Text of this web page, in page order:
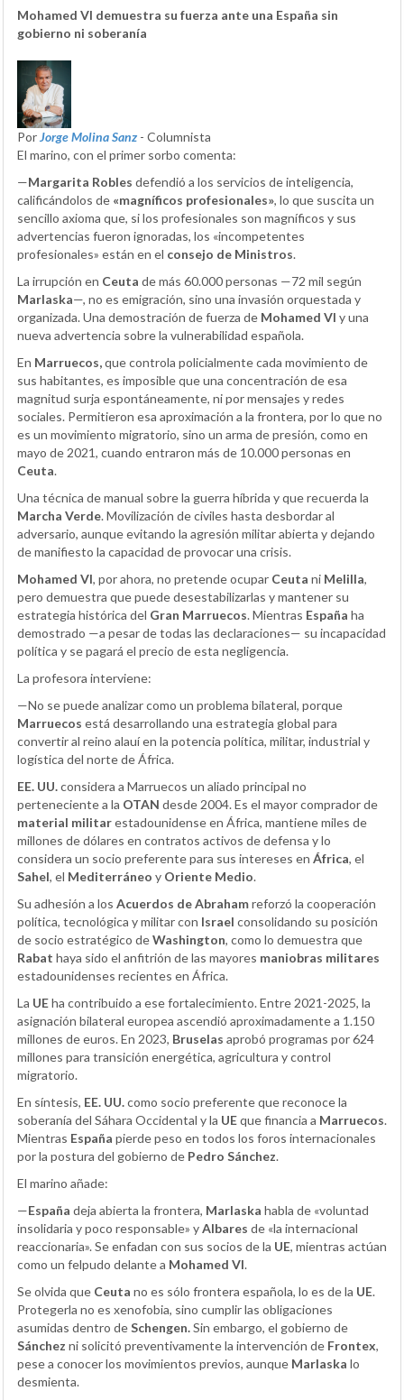
Mohamed VI demuestra su fuerza ante una España sin
gobierno ni soberanía
PorJorge Molina Sanz - Columnista
El marino, con el primer sorbo comenta:
—Margarita Robles defendió a los servicios de inteligencia,
calificándolos de «magníficos profesionales», lo que suscita un
sencillo axioma que, si los profesionales son magníficos y sus
advertencias fueron ignoradas, los «incompetentes
profesionales» están en el consejo de Ministros.
La irrupción en Ceuta de más 60.000 personas —72 mil según
Marlaska—, no es emigración, sino una invasión orquestada y
organizada. Una demostración de fuerza de Mohamed VI y una
nueva advertencia sobre la vulnerabilidad española.
En Marruecos,que controla policialmente cada movimiento de
sus habitantes, es imposible que una concentración de esa
magnitud surja espontáneamente, ni por mensajes y redes
sociales. Permitieron esa aproximación a la frontera, por lo que no
es un movimiento migratorio, sino un arma de presión, como en
mayo de 2021, cuando entraron más de 10.000 personas en
Ceuta.
Una técnica de manual sobre la guerra híbrida y que recuerda la
Marcha Verde. Movilización de civiles hasta desbordar al
adversario, aunque evitando la agresión militar abierta y dejando
de manifiesto la capacidad de provocar una crisis.
Mohamed VI, por ahora, no pretende ocupar Ceuta ni Melilla,
pero demuestra que puede desestabilizarlas y mantener su
estrategia histórica del Gran Marruecos. Mientras España ha
demostrado —a pesar de todas las declaraciones— su incapacidad
política y se pagará el precio de esta negligencia.
La profesora interviene:
—No se puede analizar como un problema bilateral, porque
Marruecos está desarrollando una estrategia global para
convertir al reino alauí en la potencia política, militar, industrial y
logística del norte de África.
EE. UU.considera a Marruecos un aliado principal no
perteneciente a la OTAN desde 2004. Es el mayor comprador de
material militarestadounidense en África, mantiene miles de
millones de dólares en contratos activos de defensa y lo
considera un socio preferente para sus intereses en África, el
Sahel, el Mediterráneo y Oriente Medio.
Su adhesión a los Acuerdos de Abrahamreforzó la cooperación
política, tecnológica y militar con Israel consolidando su posición
de socio estratégico deWashington, como lo demuestra que
Rabat haya sido el anfitrión de las mayores maniobras militares
estadounidenses recientes en África.
La UEha contribuido a ese fortalecimiento. Entre 2021-2025, la
asignación bilateral europea ascendió aproximadamente a 1.150
millones de euros. En 2023, Bruselas aprobó programas por 624
millones para transición energética, agricultura y control
migratorio.
En síntesis, EE. UU.como socio preferente que reconoce la
soberanía del Sáhara Occidental y la UEque financia a Marruecos.
Mientras España pierde peso en todos los foros internacionales
por la postura del gobierno de Pedro Sánchez.
El marino añade:
—España deja abierta la frontera, Marlaska habla de «voluntad
insolidaria y poco responsable» yAlbares de «la internacional
reaccionaria». Se enfadan con sus socios de la UE, mientras actúan
como un felpudo delante a Mohamed VI.
Se olvida que Ceuta no es sólo frontera española, lo es de la UE.
Protegerla no es xenofobia, sino cumplir las obligaciones
asumidas dentro deSchengen.Sin embargo, el gobierno de
Sánchez ni solicitó preventivamente la intervención de Frontex,
pese a conocer los movimientos previos, aunque Marlaska lo
desmienta.